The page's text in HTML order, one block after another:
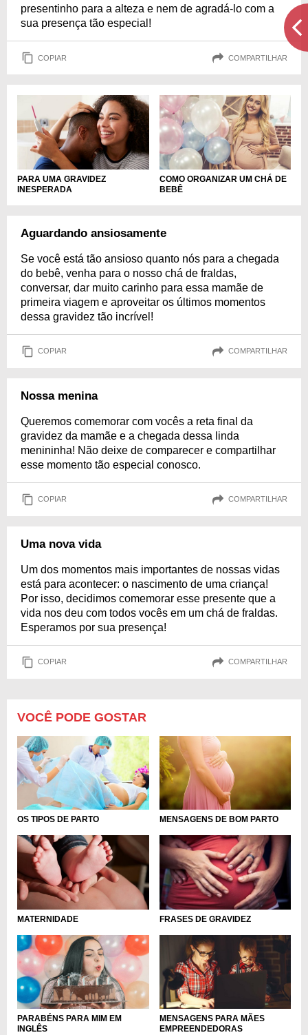
presentinho para a alteza e nem de agradá-lo com a
sua presença tão especial!
COPIAR COMPARTILHAR
PARA UMA GRAVIDEZ
INESPERADA
COMO ORGANIZAR UM CHÁ DE
BEBÊ
Aguardando ansiosamente
Se você está tão ansioso quanto nós para a chegada
do bebê, venha para o nosso chá de fraldas,
conversar, dar muito carinho para essa mamãe de
primeira viagem e aproveitar os últimos momentos
dessa gravidez tão incrível!
COPIAR COMPARTILHAR
Nossa menina
Queremos comemorar com vocês a reta final da
gravidez da mamãe e a chegada dessa linda
menininha! Não deixe de comparecer e compartilhar
esse momento tão especial conosco.
COPIAR COMPARTILHAR
Uma nova vida
Um dos momentos mais importantes de nossas vidas
está para acontecer: o nascimento de uma criança!
Por isso, decidimos comemorar esse presente que a
vida nos deu com todos vocês em um chá de fraldas.
Esperamos por sua presença!
COPIAR COMPARTILHAR
VOCÊ PODE GOSTAR
OS TIPOS DE PARTO MENSAGENS DE BOM PARTO
MATERNIDADE FRASES DE GRAVIDEZ
PARABÉNS PARA MIM EM
INGLÊS
MENSAGENS PARA MÃES
EMPREENDEDORAS